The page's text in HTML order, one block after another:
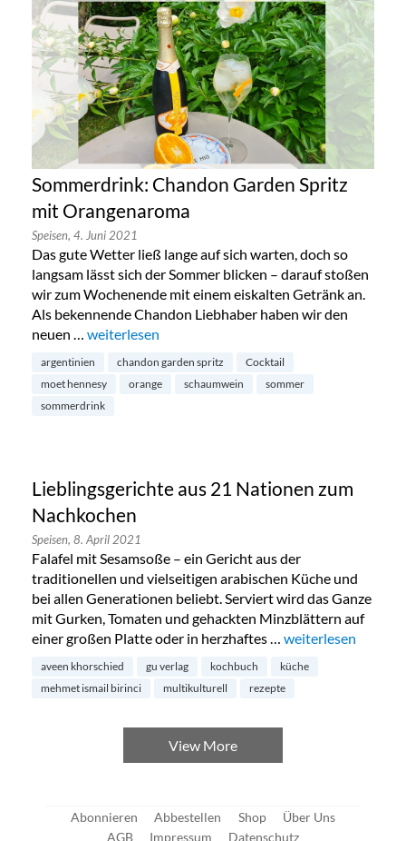
Sommerdrink: Chandon Garden Spritz
mit Orangenaroma
Speisen, 4. Juni 2021
Das gute Wetter ließ lange auf sich warten, doch so
langsam lässt sich der Sommer blicken – darauf stoßen
wir zum Wochenende mit einem eiskalten Getränk an.
Als bekennende Chandon Liebhaber haben wir den
neuen … „Sommerdrink: Chandon Garden Spritz mit
weiterlesen
argentinien chandon garden spritz
Cocktail
moet hennesy
orange schaumwein
sommer
sommerdrink
Lieblingsgerichte aus 21 Nationen zum
Nachkochen
Speisen, 8. April 2021
Falafel mit Sesamsoße – ein Gericht aus der
traditionellen und vielseitigen arabischen Küche und
bei allen Generationen beliebt. Serviert wird das Ganze
mit Gurken, Tomaten und gehackten Minzblättern auf
einer großen Platte oder in herzhaftes … „Lieblingsgerichte
weiterlesen
aveen khorschied gu verlag kochbuch
küche
mehmet ismail birinci
multikulturell rezepte
View More
Abonnieren Abbestellen Shop
Über Uns
AGB
Impressum Datenschutz